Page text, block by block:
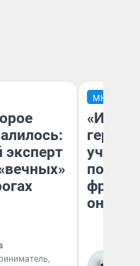
эксперт
МНЕНИЕ
герои
учит
она